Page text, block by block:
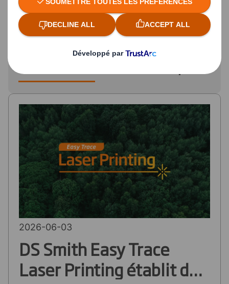
2026-06-03
Solutions d'emballage pour le
2025
2026-06-03
DS Smith Easy Trace
Laser Printing établit de